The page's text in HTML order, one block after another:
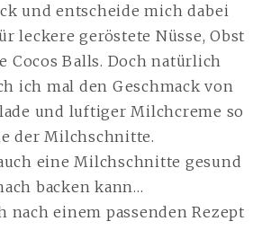
und entscheide mich dabei
leckere geröstete Nüsse, Obst
Cocos Balls. Doch natürlich
ich mal den Geschmack von
und luftiger Milchcreme so
der Milchschnitte.
eine Milchschnitte gesund
backen kann…
nach einem passenden Rezept